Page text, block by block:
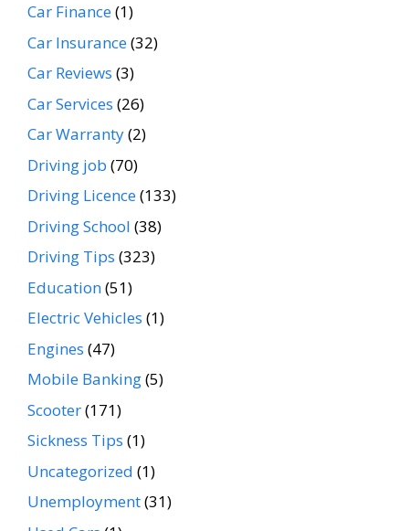
Car Finance(1)
Car Insurance(32)
Car Reviews (3)
Car Services (26)
Car Warranty(2)
Driving job (70)
Driving Licence(133)
Driving School (38)
Driving Tips (323)
Education(51)
Electric Vehicles (1)
Engines (47)
Mobile Banking(5)
Scooter(171)
Sickness Tips (1)
Uncategorized (1)
Unemployment(31)